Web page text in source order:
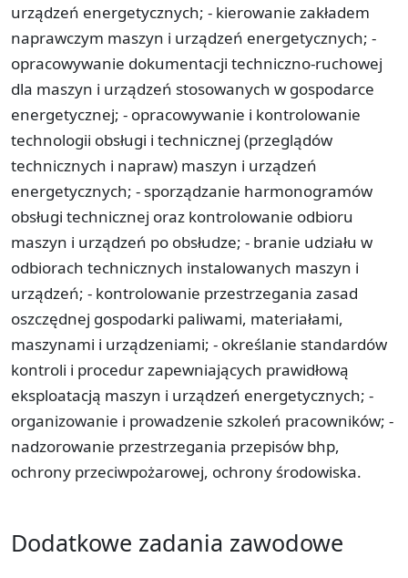
urządzeń energetycznych; - kierowanie zakładem
naprawczym maszyn i urządzeń energetycznych; -
opracowywanie dokumentacji techniczno-ruchowej
dla maszyn i urządzeń stosowanych w gospodarce
energetycznej; - opracowywanie i kontrolowanie
technologii obsługi i technicznej (przeglądów
technicznych i napraw) maszyn i urządzeń
energetycznych; - sporządzanie harmonogramów
obsługi technicznej oraz kontrolowanie odbioru
maszyn i urządzeń po obsłudze; - branie udziału w
odbiorach technicznych instalowanych maszyn i
urządzeń; - kontrolowanie przestrzegania zasad
oszczędnej gospodarki paliwami, materiałami,
maszynami i urządzeniami; - określanie standardów
kontroli i procedur zapewniających prawidłową
eksploatacją maszyn i urządzeń energetycznych; -
organizowanie i prowadzenie szkoleń pracowników; -
nadzorowanie przestrzegania przepisów bhp,
ochrony przeciwpożarowej, ochrony środowiska.
Dodatkowe zadania zawodowe